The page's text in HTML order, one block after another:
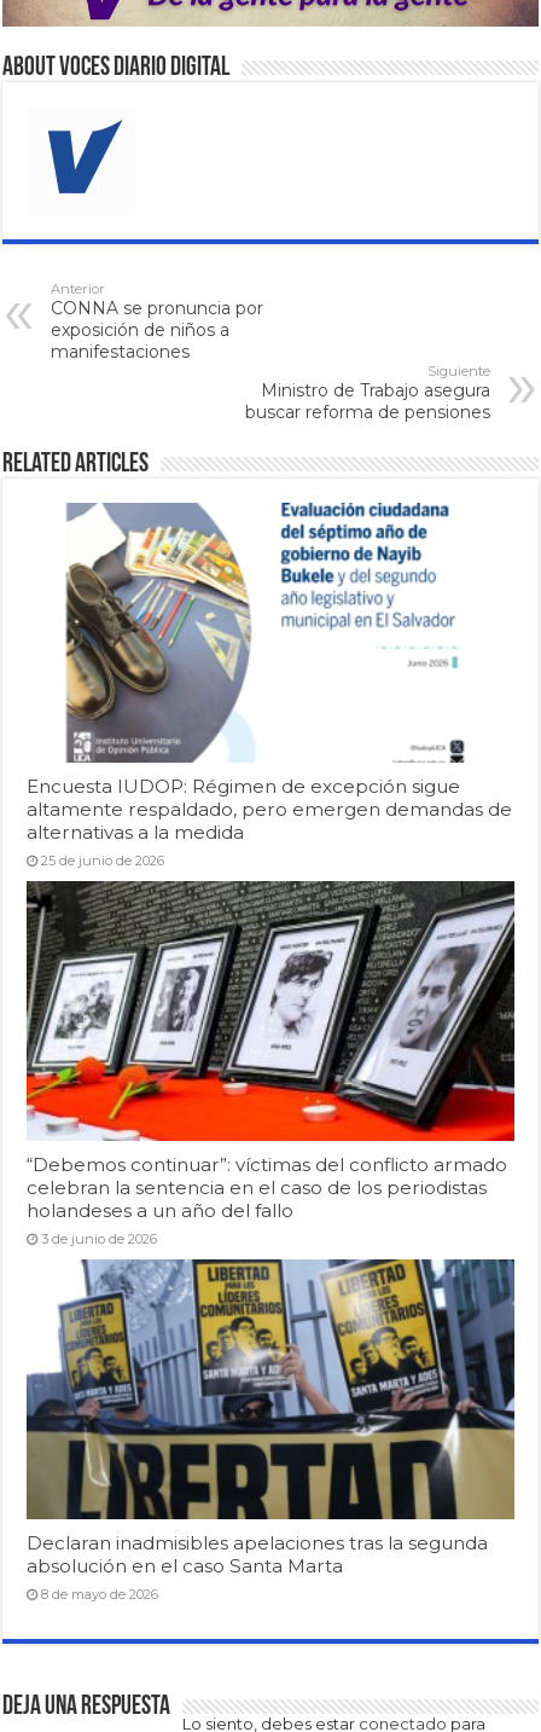
About VOCES Diario digital
Anterior
CONNA se pronuncia por
exposición de niños a
manifestaciones
Siguiente
Ministro de Trabajo asegura
buscar reforma de pensiones
Related Articles
Encuesta IUDOP: Régimen de excepción sigue
altamente respaldado, pero emergen demandas de
alternativas a la medida
25 de junio de 2026
“Debemos continuar”: víctimas del conflicto armado
celebran la sentencia en el caso de los periodistas
holandeses a un año del fallo
3 de junio de 2026
Declaran inadmisibles apelaciones tras la segunda
absolución en el caso Santa Marta
8 de mayo de 2026
Deja una respuesta
Lo siento, debes estar conectado para